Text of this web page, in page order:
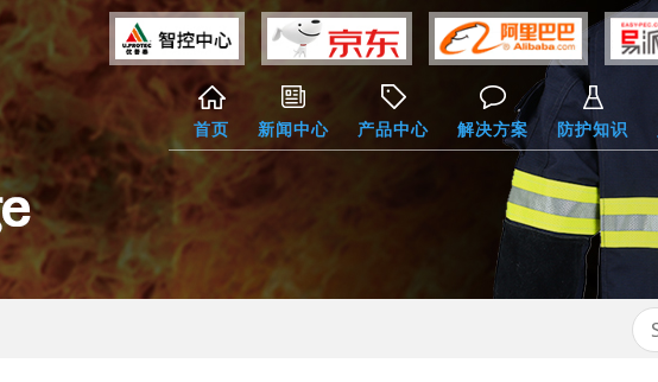
首页 新闻中心 产品中心 解决方案 防护知识